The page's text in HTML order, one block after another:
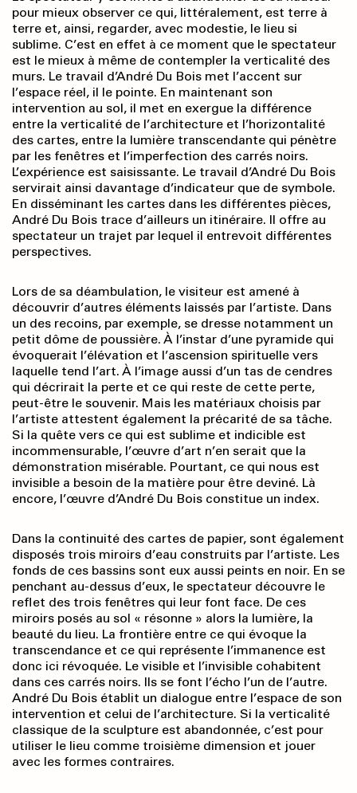
pour mieux observer ce qui, littéralement, est terre à
terre et, ainsi, regarder, avec modestie, le lieu si
sublime. C’est en effet à ce moment que le spectateur
est le mieux à même de contempler la verticalité des
murs. Le travail d’André Du Bois met l’accent sur
l’espace réel, il le pointe. En maintenant son
intervention au sol, il met en exergue la différence
entre la verticalité de l’architecture et l’horizontalité
des cartes, entre la lumière transcendante qui pénètre
par les fenêtres et l’imperfection des carrés noirs.
L’expérience est saisissante. Le travail d’André Du Bois
servirait ainsi davantage d’indicateur que de symbole.
En disséminant les cartes dans les différentes pièces,
André Du Bois trace d’ailleurs un itinéraire. Il offre au
spectateur un trajet par lequel il entrevoit différentes
perspectives.
Lors de sa déambulation, le visiteur est amené à
découvrir d’autres éléments laissés par l’artiste. Dans
un des recoins, par exemple, se dresse notamment un
petit dôme de poussière. À l’instar d’une pyramide qui
évoquerait l’élévation et l’ascension spirituelle vers
laquelle tend l’art. À l’image aussi d’un tas de cendres
qui décrirait la perte et ce qui reste de cette perte,
peut-être le souvenir. Mais les matériaux choisis par
l’artiste attestent également la précarité de sa tâche.
Si la quête vers ce qui est sublime et indicible est
incommensurable, l’œuvre d’art n’en serait que la
démonstration misérable. Pourtant, ce qui nous est
invisible a besoin de la matière pour être deviné. Là
encore, l’œuvre d’André Du Bois constitue un index.
Dans la continuité des cartes de papier, sont également
disposés trois miroirs d’eau construits par l’artiste. Les
fonds de ces bassins sont eux aussi peints en noir. En se
penchant au-dessus d’eux, le spectateur découvre le
reflet des trois fenêtres qui leur font face. De ces
miroirs posés au sol « résonne » alors la lumière, la
beauté du lieu. La frontière entre ce qui évoque la
transcendance et ce qui représente l’immanence est
donc ici révoquée. Le visible et l’invisible co­habitent
dans ces carrés noirs. Ils se font l’écho l’un de l’autre.
André Du Bois établit un dialogue entre l’espace de son
intervention et celui de l’architecture. Si la verticalité
classique de la sculpture est abandonnée, c’est pour
utiliser le lieu comme troisième dimension et jouer
avec les formes contraires.